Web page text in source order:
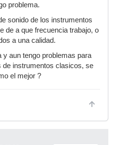
problema.
sonido de los instrumentos
de a que frecuencia trabajo, o
a una calidad.
y aun tengo problemas para
de instrumentos clasicos, se
el mejor ?